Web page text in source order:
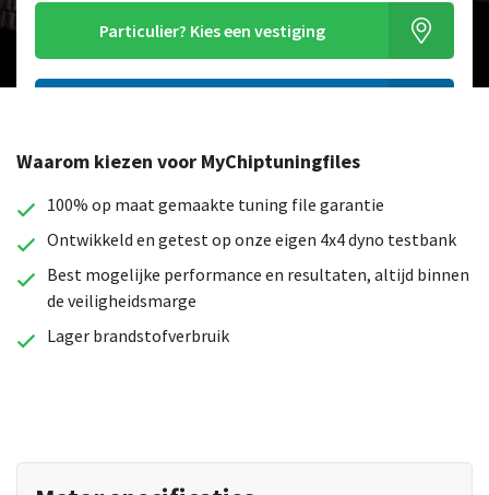
Particulier? Kies een vestiging
Op zoek naar een ander model?
Waarom kiezen voor MyChiptuningfiles
100% op maat gemaakte tuning file garantie
Ontwikkeld en getest op onze eigen 4x4 dyno testbank
Best mogelijke performance en resultaten, altijd binnen
de veiligheidsmarge
Lager brandstofverbruik